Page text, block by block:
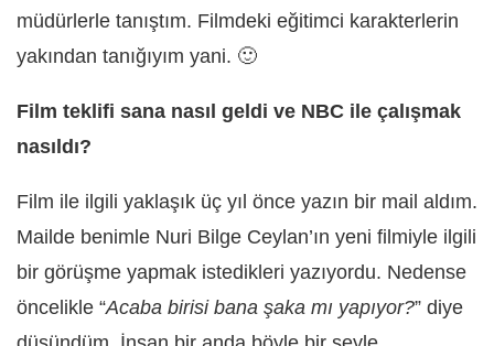
müdürlerle tanıştım. Filmdeki eğitimci karakterlerin
yakından tanığıyım yani. 🙂
Film teklifi sana nasıl geldi ve NBC ile çalışmak
nasıldı?
Film ile ilgili yaklaşık üç yıl önce yazın bir mail aldım.
Mailde benimle Nuri Bilge Ceylan’ın yeni filmiyle ilgili
bir görüşme yapmak istedikleri yazıyordu. Nedense
öncelikle “Acaba birisi bana şaka mı yapıyor?” diye